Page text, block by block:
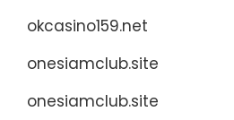
okcasino159.net
onesiamclub.site
onesiamclub.site